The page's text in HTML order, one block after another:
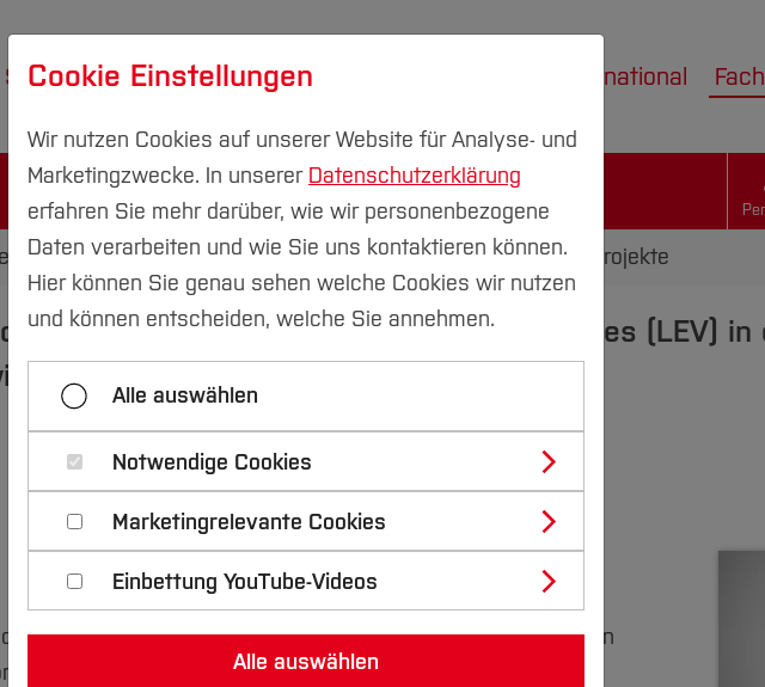
Studium Forschung & Transfer International
Labor für Nachhaltigkeit in der Technik Forschungsprojekte
Of-Life-Strategien von Light Electric Vehicles (LEV) in
zwei große Herausforderungen für den Mobilitätssektor in den
angepasste Wirtschaftsmodelle und ein unterstützender
Cookie Einstellungen
Wir nutzen Cookies auf unserer Website für Analyse- und
Marketingzwecke. In unserer Datenschutzerklärung
erfahren Sie mehr darüber, wie wir personenbezogene
Daten verarbeiten und wie Sie uns kontaktieren können.
Hier können Sie genau sehen welche Cookies wir nutzen
und können entscheiden, welche Sie annehmen.
Alle auswählen
Notwendige Cookies
Marketingrelevante Cookies
Einbettung YouTube-Videos
Alle auswählen